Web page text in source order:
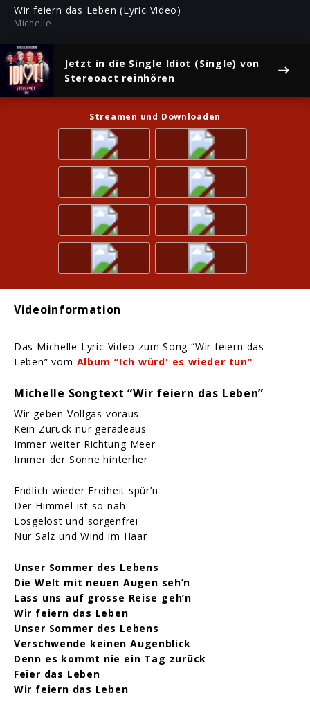
Wir feiern das Leben (Lyric Video)
Michelle
Jetzt in die Single Idiot (Single) von
Stereoact reinhören
Streamen und Downloaden
Videoinformation
Das Michelle Lyric Video zum Song “Wir feiern das
Leben” vom Album “Ich würd' es wieder tun”.
Michelle Songtext “Wir feiern das Leben”
Wir geben Vollgas voraus
Kein Zurück nur geradeaus
Immer weiter Richtung Meer
Immer der Sonne hinterher
Endlich wieder Freiheit spür’n
Der Himmel ist so nah
Losgelöst und sorgenfrei
Nur Salz und Wind im Haar
Unser Sommer des Lebens
Die Welt mit neuen Augen seh’n
Lass uns auf grosse Reise geh’n
Wir feiern das Leben
Unser Sommer des Lebens
Verschwende keinen Augenblick
Denn es kommt nie ein Tag zurück
Feier das Leben
Wir feiern das Leben